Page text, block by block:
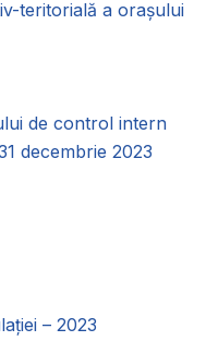
teritorială a orașului
de control intern
decembrie 2023
– 2023